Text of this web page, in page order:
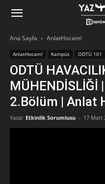
Yaz
Hocam!
Ana Sayfa AnlatHocam!
AnlatHocam! Kampüs ODTÜ 101
ODTÜ
MÜHENDİSLİĞİ
2.Bölüm | Anlat
Yazar Etkinlik Sorumlusu - 17 Mart